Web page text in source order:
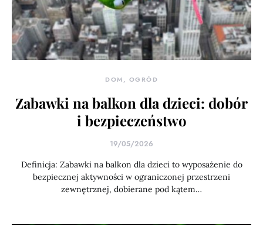
DOM, OGRÓD
Zabawki na balkon dla dzieci: dobór
i bezpieczeństwo
19/05/2026
Definicja: Zabawki na balkon dla dzieci to wyposażenie do
bezpiecznej aktywności w ograniczonej przestrzeni
zewnętrznej, dobierane pod kątem…